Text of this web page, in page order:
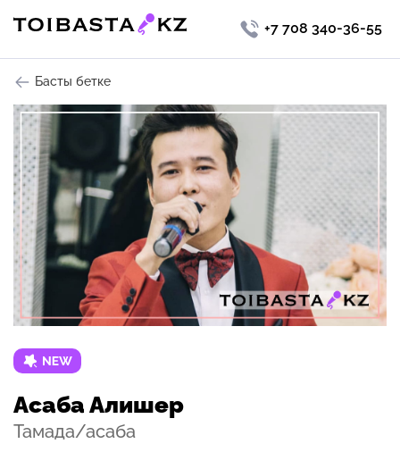
+7 708 340-36-55
Басты бетке
Асаба Алишер
Тамада/асаба